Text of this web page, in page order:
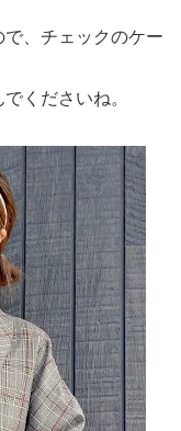
、チェックのケー
くださいね。